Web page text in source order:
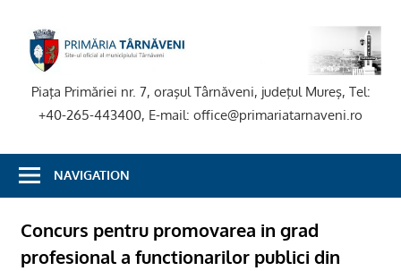
content
Piaţa Primăriei nr. 7, oraşul Târnăveni, judeţul Mureş, Tel:
+40-265-443400, E-mail: office@primariatarnaveni.ro
NAVIGATION
Concurs pentru promovarea in grad
profesional a functionarilor publici din